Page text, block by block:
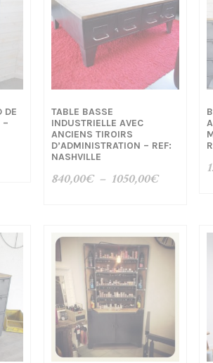
DE
–
TABLE BASSE
INDUSTRIELLE AVEC
ANCIENS TIROIRS
D’ADMINISTRATION – REF:
NASHVILLE
840,00€ – 1050,00€Plage
à